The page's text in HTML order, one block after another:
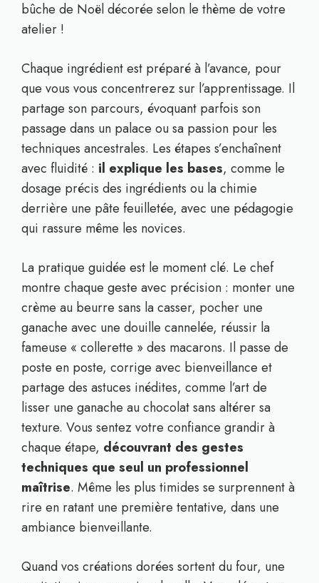
bûche de Noël décorée selon le thème de votre
atelier !
Chaque ingrédient est préparé à l’avance, pour
que vous vous concentrerez sur l’apprentissage. Il
partage son parcours, évoquant parfois son
passage dans un palace ou sa passion pour les
techniques ancestrales. Les étapes s’enchaînent
avec fluidité : il explique les bases, comme le
dosage précis des ingrédients ou la chimie
derrière une pâte feuilletée, avec une pédagogie
qui rassure même les novices.
La pratique guidée est le moment clé. Le chef
montre chaque geste avec précision : monter une
crème au beurre sans la casser, pocher une
ganache avec une douille cannelée, réussir la
fameuse « collerette » des macarons. Il passe de
poste en poste, corrige avec bienveillance et
partage des astuces inédites, comme l’art de
lisser une ganache au chocolat sans altérer sa
texture. Vous sentez votre confiance grandir à
chaque étape, découvrant des gestes
techniques que seul un professionnel
maîtrise. Même les plus timides se surprennent à
rire en ratant une première tentative, dans une
ambiance bienveillante.
Quand vos créations dorées sortent du four, une